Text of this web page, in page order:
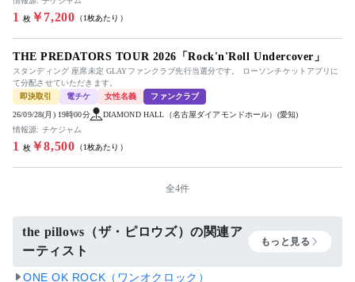
1 枚￥7,200 （1枚あたり）
THE PREDATORS TOUR 2026「Rock'n'Roll Undercover」
スタンディング 座席未定 GLAYファンクラブ先行当選分です。 ローソンチケットアプリに
て分配させていただきます。
即決取引
電チケ 女性名義 ファンクラブ
26/09/28(月) 19時00分
DIAMOND HALL（名古屋ダイアモンドホール）(愛知)
情報源: チケジャム
1 枚￥8,500 （1枚あたり）
全4件
the pillows（ザ・ピロウズ）の関連ア
ーティスト
もっと見る
ONE OK ROCK（ワンオクロック）